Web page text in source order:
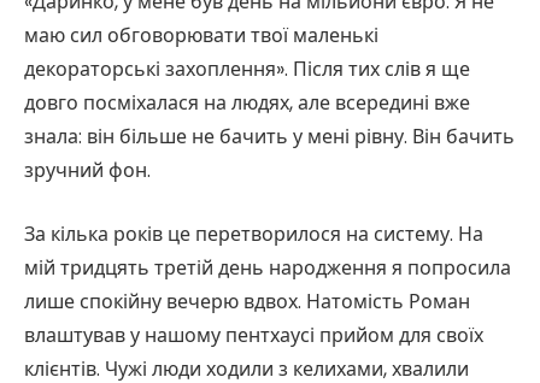
маю сил обговорювати твої маленькі
декораторські захоплення». Після тих слів я ще
довго посміхалася на людях, але всередині вже
знала: він більше не бачить у мені рівну. Він бачить
зручний фон.
За кілька років це перетворилося на систему. На
мій тридцять третій день народження я попросила
лише спокійну вечерю вдвох. Натомість Роман
влаштував у нашому пентхаусі прийом для своїх
клієнтів. Чужі люди ходили з келихами, хвалили